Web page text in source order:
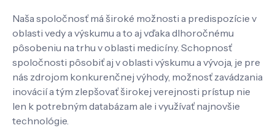
Pôsobenie
Know-how
O nás
Naša spoločnosť má široké možnosti a predispozície v
oblasti vedy a výskumu a to aj vďaka dlhoročnému
pôsobeniu na trhu v oblasti medicíny. Schopnosť
spoločnosti pôsobiť aj v oblasti výskumu a vývoja, je pre
nás zdrojom konkurenčnej výhody, možnosť zavádzania
inovácií a tým zlepšovať širokej verejnosti prístup nie
len k potrebným databázam ale i využívať najnovšie
technológie.